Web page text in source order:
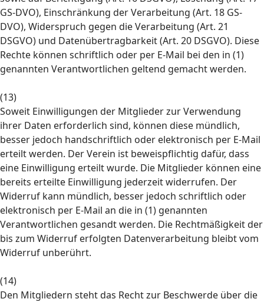
GS-DVO), Einschränkung der Verarbeitung (Art. 18 GS-
DVO), Widerspruch gegen die Verarbeitung (Art. 21
DSGVO) und Datenübertragbarkeit (Art. 20 DSGVO). Diese
Rechte können schriftlich oder per E-Mail bei den in (1)
genannten Verantwortlichen geltend gemacht werden.
(13)
Soweit Einwilligungen der Mitglieder zur Verwendung
ihrer Daten erforderlich sind, können diese mündlich,
besser jedoch handschriftlich oder elektronisch per E-Mail
erteilt werden. Der Verein ist beweispflichtig dafür, dass
eine Einwilligung erteilt wurde. Die Mitglieder können eine
bereits erteilte Einwilligung jederzeit widerrufen. Der
Widerruf kann mündlich, besser jedoch schriftlich oder
elektronisch per E-Mail an die in (1) genannten
Verantwortlichen gesandt werden. Die Rechtmäßigkeit der
bis zum Widerruf erfolgten Datenverarbeitung bleibt vom
Widerruf unberührt.
(14)
Den Mitgliedern steht das Recht zur Beschwerde über die